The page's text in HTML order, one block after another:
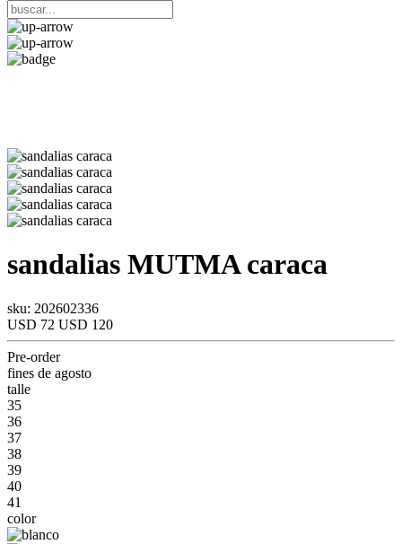
sandalias MUTMAcaraca
sku: 202602336
USD 72 USD 120
Pre-order
fines de agosto
talle
35
36
37
38
39
40
41
color